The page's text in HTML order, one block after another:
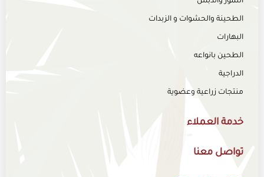
الطحينة والحشوات و الزبدات
البهارات
الطحين بانواعه
الدراجية
منتجات زراعية وعضوية
خدمة العملاء
تواصل معنا